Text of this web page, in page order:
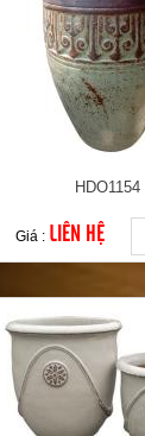
HDO1154
Giá : LIÊN HỆ